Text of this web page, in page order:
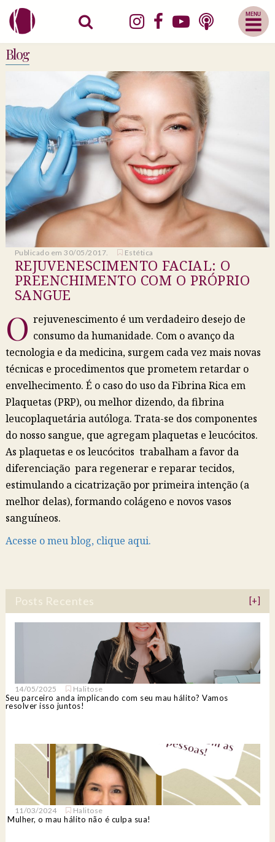
Abrir
Menu
Mobile
Blog
Publicado em 30/05/2017. Estética
REJUVENESCIMENTO FACIAL: O
PREENCHIMENTO COM O PRÓPRIO
SANGUE
O rejuvenescimento é um verdadeiro desejo de
consumo da humanidade. Com o avanço da
tecnologia e da medicina, surgem cada vez mais novas
técnicas e procedimentos que prometem retardar o
envelhecimento. É o caso do uso da Fibrina Rica em
Plaquetas (PRP), ou melhor dizendo, da fibrina
leucoplaquetária autóloga. Trata-se dos componentes
do nosso sangue, que agregam plaquetas e leucócitos.
As plaquetas e os leucócitos trabalham a favor da
diferenciação para regenerar e reparar tecidos,
estimulando a cicatrização por primeira intenção (a
melhor delas), formando colágeno e novos vasos
sanguíneos.
Acesse o meu blog, clique aqui.
Posts Recentes [+]
14/05/2025 Halitose
Seu parceiro anda implicando com seu mau hálito? Vamos
resolver isso juntos!
11/03/2024 Halitose
Mulher, o mau hálito não é culpa sua!